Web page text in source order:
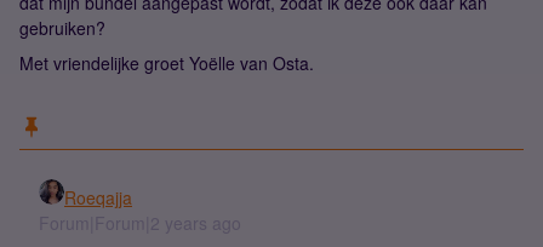
gebruiken?
Met vriendelijke groet Yoëlle van Osta.
Roeqajja
Forum|Forum|2 years ago